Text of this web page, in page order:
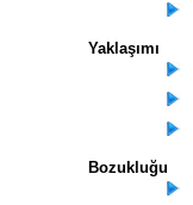
Yaklaşımı
Bozukluğu